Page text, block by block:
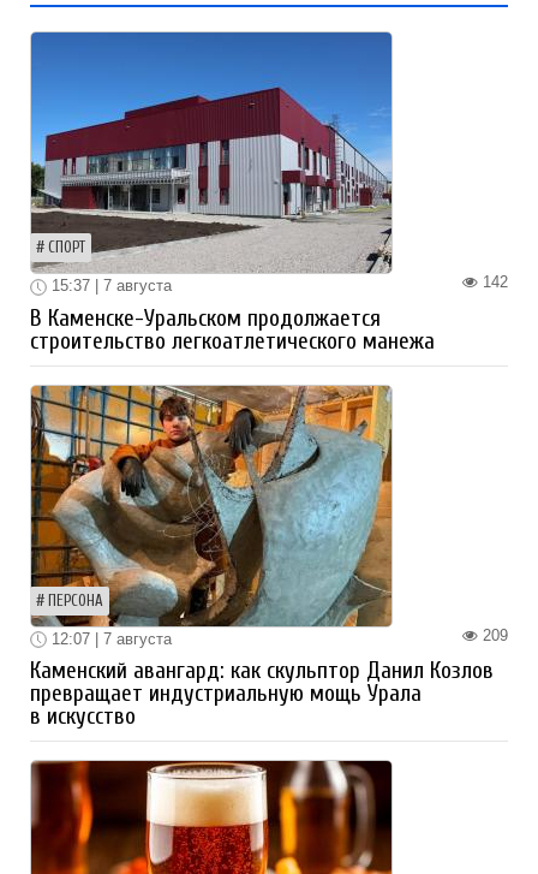
СПОРТ
142
15:37 | 7 августа
В Каменске-Уральском продолжается
строительство легкоатлетического манежа
ПЕРСОНА
209
12:07 | 7 августа
Каменский авангард: как скульптор Данил Козлов
превращает индустриальную мощь Урала
в искусство